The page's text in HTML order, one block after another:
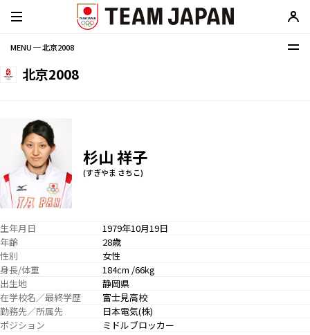
MENU ─ 北京2008
北京2008
杉山 祥子
(すぎやま さちこ)
生年月日
1979年10月19日
年齢
28歳
性別
女性
身長/体重
184cm /66kg
出生地
静岡県
在学校名／最終学歴
富士見高校
勤務先／所属先
日本電気(株)
ポジション
ミドルブロッカー